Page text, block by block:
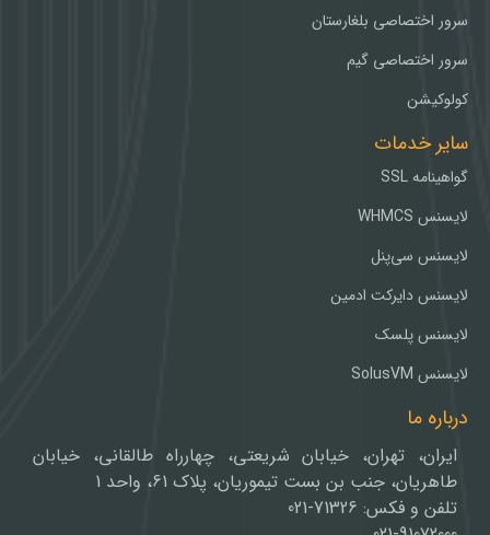
سرور اختصاصی بلغارستان
سرور اختصاصی گیم
کولوکیشن
سایر خدمات
گواهینامه SSL
لایسنس WHMCS
لایسنس سی‌پنل
لایسنس دایرکت ادمین
لایسنس پلسک
لایسنس SolusVM
درباره ما
ایران، تهران، خیابان شریعتی، چهارراه طالقانی، خیابان
طاهریان، جنب بن بست تیموریان، پلاک 61، واحد 1
تلفن و فکس: 71326-021